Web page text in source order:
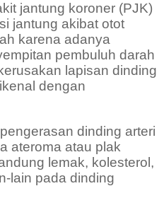
jantung koroner (PJK)
jantung akibat otot
karena adanya
pembuluh darah
lapisan dinding
dengan
dinding arteri
ateroma atau plak
lemak, kolesterol,
lain pada dinding